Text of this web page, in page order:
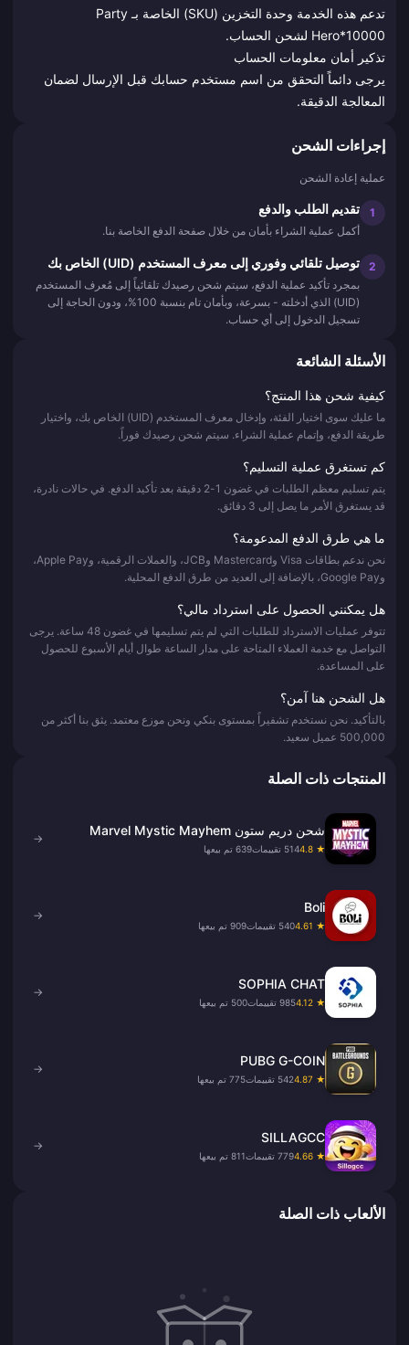
تدعم هذه الخدمة وحدة التخزين (SKU) الخاصة بـ Party
Hero*10000 لشحن الحساب.
تذكير أمان معلومات الحساب
يرجى دائماً التحقق من اسم مستخدم حسابك قبل الإرسال لضمان
المعالجة الدقيقة.
إجراءات الشحن
عملية إعادة الشحن
1 تقديم الطلب والدفع
أكمل عملية الشراء بأمان من خلال صفحة الدفع الخاصة بنا.
2 توصيل تلقائي وفوري إلى معرف المستخدم (UID) الخاص بك
بمجرد تأكيد عملية الدفع، سيتم شحن رصيدك تلقائياً إلى مُعرف المستخدم
(UID) الذي أدخلته - بسرعة، وبأمان تام بنسبة 100%، ودون الحاجة إلى
تسجيل الدخول إلى أي حساب.
الأسئلة الشائعة
كيفية شحن هذا المنتج؟
ما عليك سوى اختيار الفئة، وإدخال معرف المستخدم (UID) الخاص بك، واختيار
طريقة الدفع، وإتمام عملية الشراء. سيتم شحن رصيدك فوراً.
كم تستغرق عملية التسليم؟
يتم تسليم معظم الطلبات في غضون 1-2 دقيقة بعد تأكيد الدفع. في حالات نادرة،
قد يستغرق الأمر ما يصل إلى 3 دقائق.
ما هي طرق الدفع المدعومة؟
نحن ندعم بطاقات Visa وMastercard وJCB، والعملات الرقمية، وApple Pay،
وGoogle Pay، بالإضافة إلى العديد من طرق الدفع المحلية.
هل يمكنني الحصول على استرداد مالي؟
تتوفر عمليات الاسترداد للطلبات التي لم يتم تسليمها في غضون 48 ساعة. يرجى
التواصل مع خدمة العملاء المتاحة على مدار الساعة طوال أيام الأسبوع للحصول
على المساعدة.
هل الشحن هنا آمن؟
بالتأكيد. نحن نستخدم تشفيراً بمستوى بنكي ونحن موزع معتمد. يثق بنا أكثر من
500,000 عميل سعيد.
المنتجات ذات الصلة
شحن دريم ستون Marvel Mystic Mayhem
★ 4.8 514 تقييمات 639 تم بيعها
→
Boli
★ 4.61 540 تقييمات 909 تم بيعها
→
SOPHIA CHAT
★ 4.12 985 تقييمات 500 تم بيعها
→
PUBG G-COIN
★ 4.87 542 تقييمات 775 تم بيعها
→
SILLAGCC
★ 4.66 779 تقييمات 811 تم بيعها
→
الألعاب ذات الصلة